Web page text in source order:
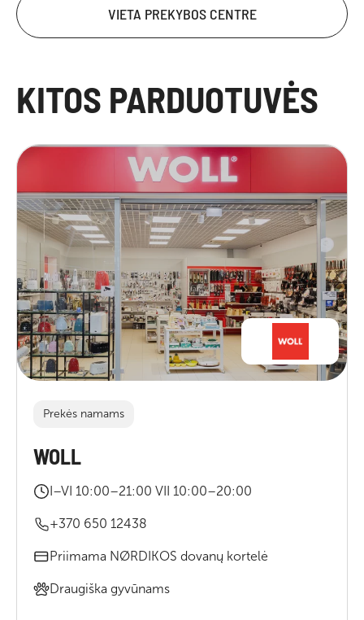
VIETA PREKYBOS CENTRE
KITOS PARDUOTUVĖS
Prekės namams
WOLL
I–VI 10:00–21:00 VII 10:00–20:00
+370 650 12438
Priimama NØRDIKOS dovanų kortelė
Draugiška gyvūnams